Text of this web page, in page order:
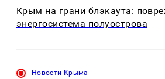
Крым на грани блэкаута:
энергосистема полуострова
Новости Крыма